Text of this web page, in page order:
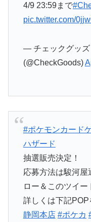
4/9 23:59まで
pic.twitter.com/
— チェックグッズ
(@CheckGoods)
#ポケモンカード
ハザード
抽選販売決定！
応募方法は駿河屋
ロー＆このツイー
詳しくは下記POP
静岡本店 #ポケカ